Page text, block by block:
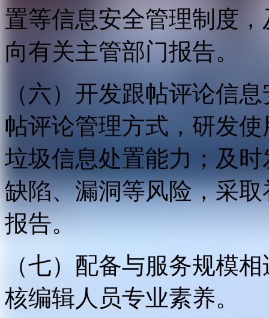
置等信息安全管理制度
向有关主管部门报告。
（六）开发跟帖评论信
帖评论管理方式，研发
垃圾信息处置能力；及
缺陷、漏洞等风险，采
报告。
（七）配备与服务规模
核编辑人员专业素养。